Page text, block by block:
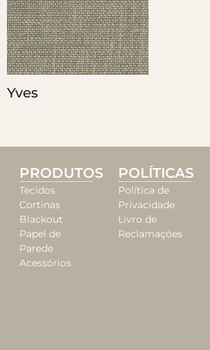
Yves
PRODUTOS
Tecidos
Cortinas
Blackout
Papel de
Parede
Acessórios
POLÍTICAS
Política de
Privacidade
Livro de
Reclamações